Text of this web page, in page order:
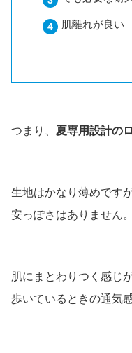
肌離れが良い
つまり、 夏専用設計の
生地はかなり薄めですが
安っぽさはありません。
肌にまとわりつく感じ
歩いているときの通気